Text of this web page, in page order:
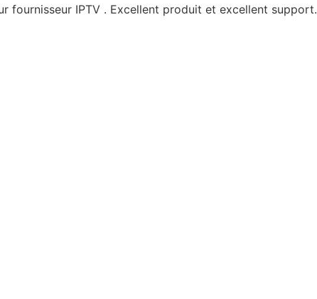
fournisseur IPTV . Excellent produit et excellent support.